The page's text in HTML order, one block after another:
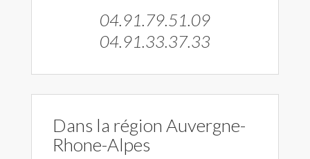
04.91.79.51.09
04.91.33.37.33
Dans la région Auvergne-
Rhone-Alpes